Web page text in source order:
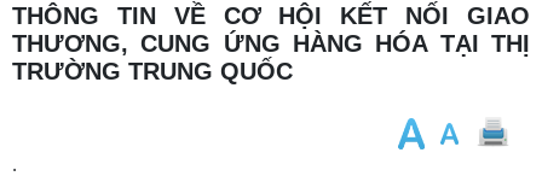
THÔNG TIN VỀ CƠ HỘI KẾT NỐI GIAO
THƯƠNG, CUNG ỨNG HÀNG HÓA TẠI THỊ
TRƯỜNG TRUNG QUỐC
.